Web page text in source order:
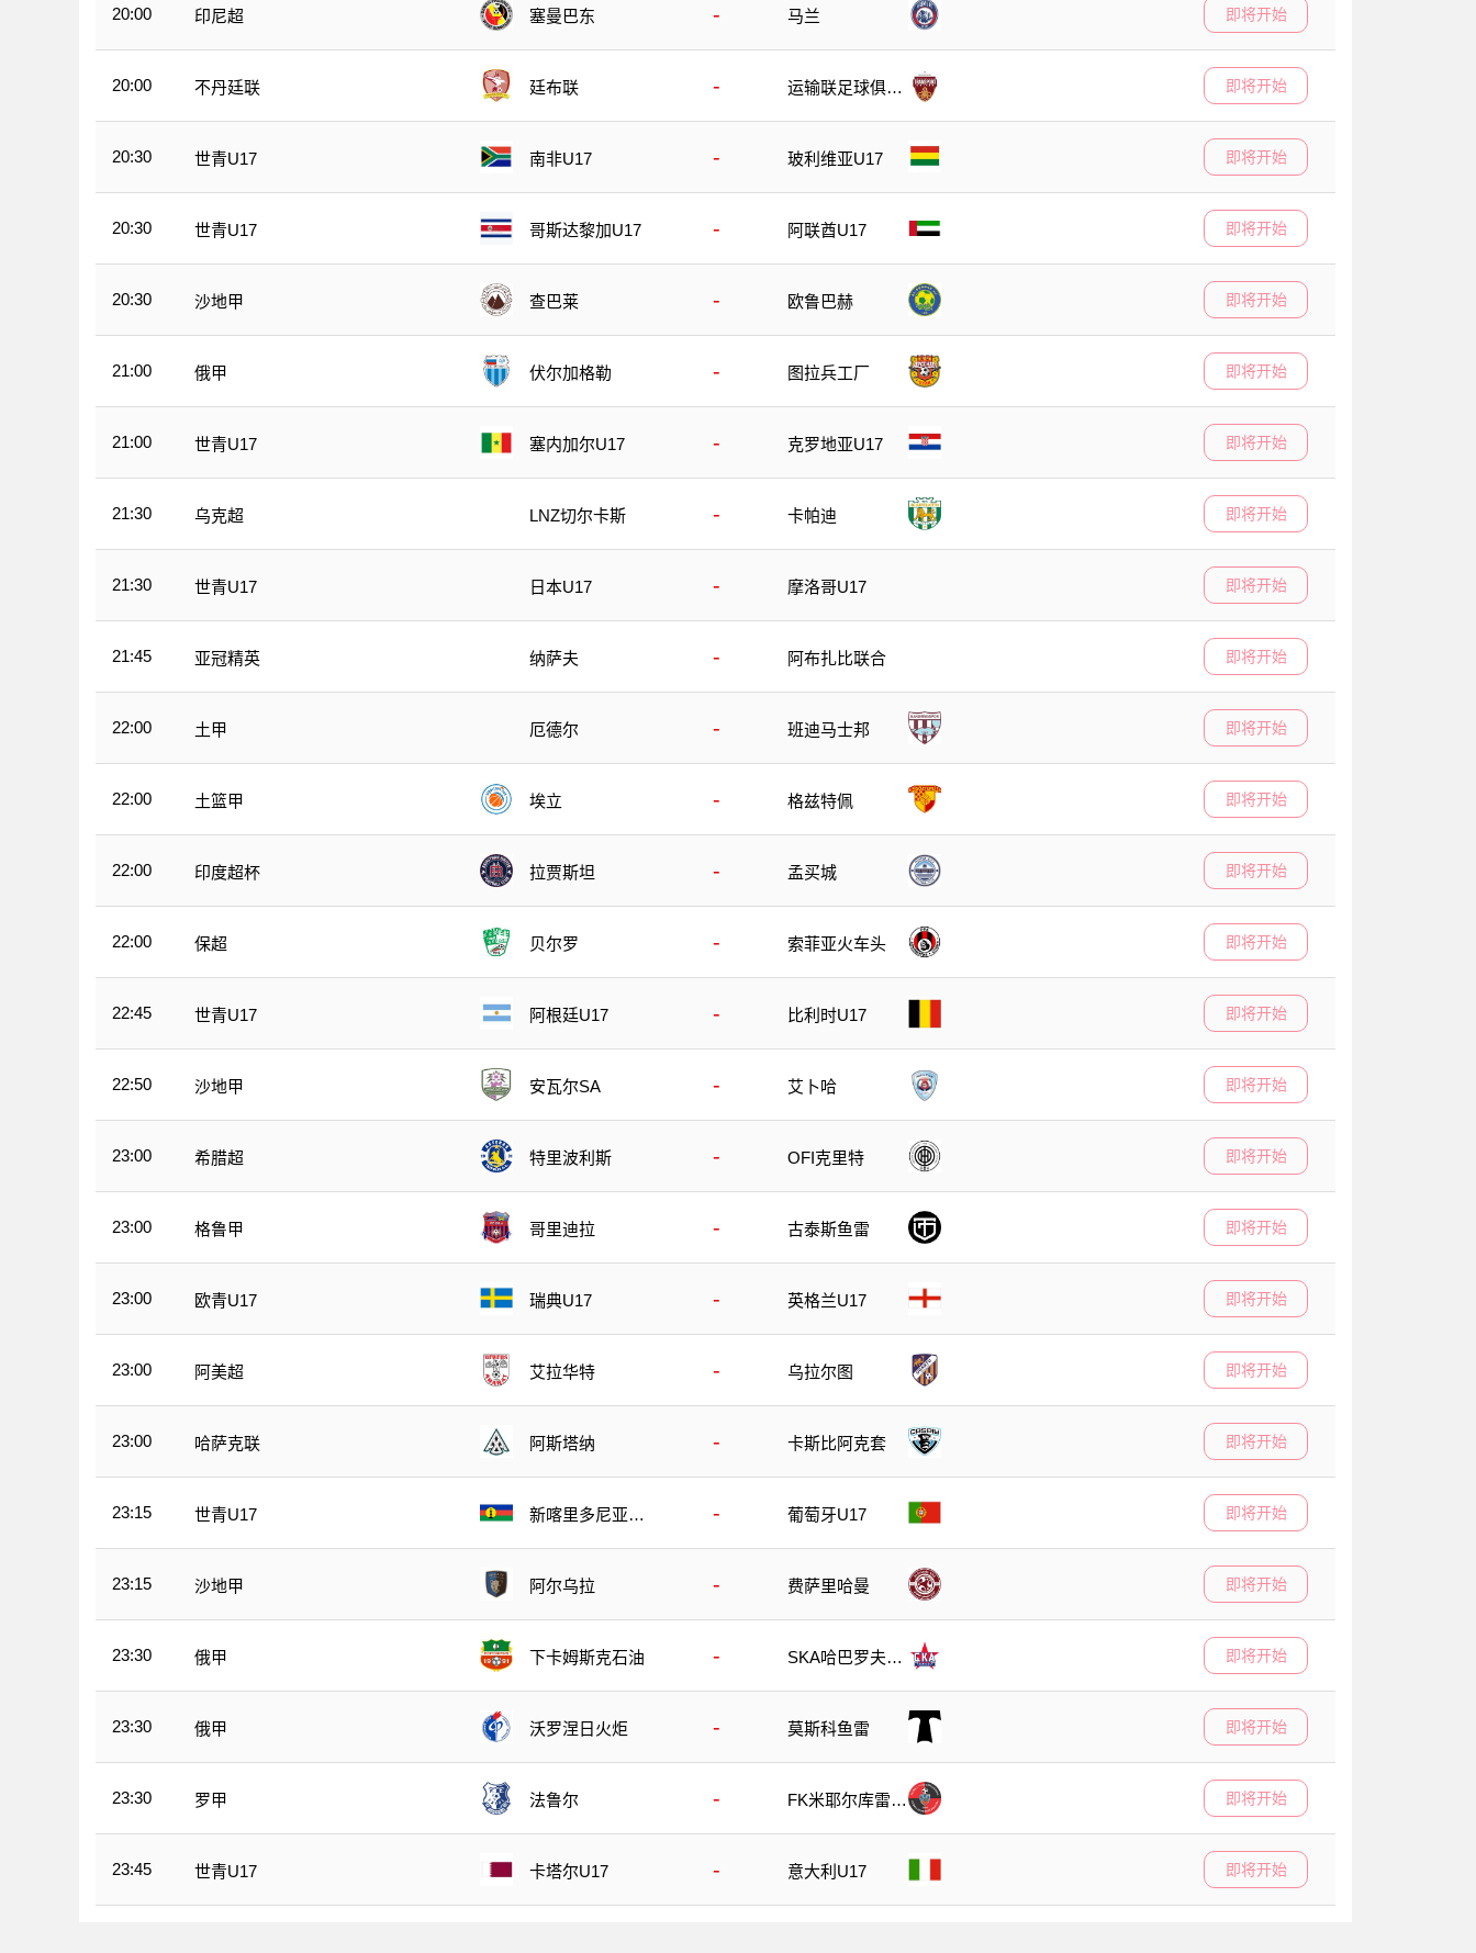
20:00 印尼超 塞曼巴东 - 马兰 即将开始
20:00 不丹廷联 廷布联 -
运输联足球俱乐
即将开始
20:30 世青U17 南非U17 - 玻利维亚U17 即将开始
20:30 世青U17 哥斯达黎加U17 - 阿联酋U17 即将开始
20:30 沙地甲 查巴莱 - 欧鲁巴赫 即将开始
21:00 俄甲 伏尔加格勒 - 图拉兵工厂 即将开始
21:00 世青U17 塞内加尔U17 - 克罗地亚U17 即将开始
21:30 乌克超 LNZ切尔卡斯 - 卡帕迪 即将开始
21:30 世青U17 日本U17 - 摩洛哥U17 即将开始
21:45 亚冠精英 纳萨夫 - 阿布扎比联合 即将开始
22:00 土甲 厄德尔 - 班迪马士邦 即将开始
22:00 土篮甲 埃立 - 格兹特佩 即将开始
22:00 印度超杯 拉贾斯坦 - 孟买城 即将开始
22:00 保超 贝尔罗 - 索菲亚火车头 即将开始
22:45 世青U17 阿根廷U17 - 比利时U17 即将开始
22:50 沙地甲 安瓦尔SA - 艾卜哈 即将开始
23:00 希腊超 特里波利斯 - OFI克里特 即将开始
23:00 格鲁甲 哥里迪拉 - 古泰斯鱼雷 即将开始
23:00 欧青U17 瑞典U17 - 英格兰U17 即将开始
23:00 阿美超 艾拉华特 - 乌拉尔图 即将开始
23:00 哈萨克联 阿斯塔纳 - 卡斯比阿克套 即将开始
23:15 世青U17
新喀里多尼亚U
- 葡萄牙U17 即将开始
23:15 沙地甲 阿尔乌拉 - 费萨里哈曼 即将开始
23:30 俄甲 下卡姆斯克石油 -
SKA哈巴罗夫斯
即将开始
23:30 俄甲 沃罗涅日火炬 - 莫斯科鱼雷 即将开始
23:30 罗甲 法鲁尔 -
FK米耶尔库雷亚
即将开始
23:45 世青U17 卡塔尔U17 - 意大利U17 即将开始